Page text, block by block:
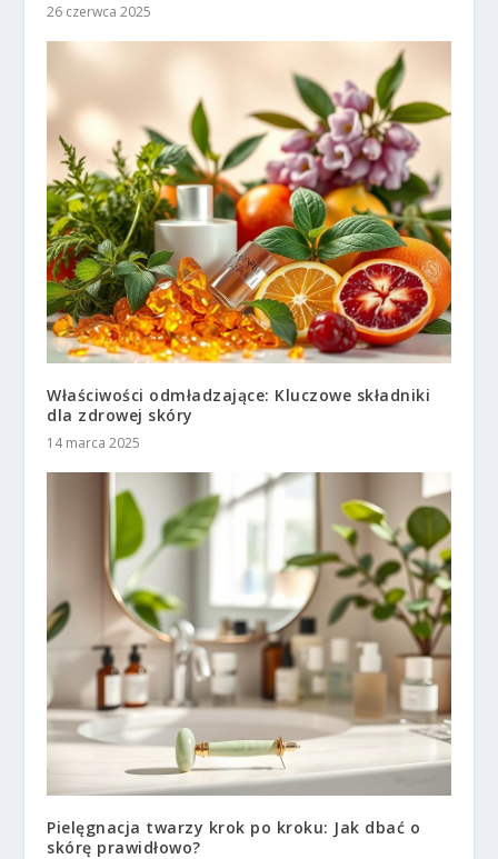
26 czerwca 2025
Właściwości odmładzające: Kluczowe składniki
dla zdrowej skóry
14 marca 2025
Pielęgnacja twarzy krok po kroku: Jak dbać o
skórę prawidłowo?